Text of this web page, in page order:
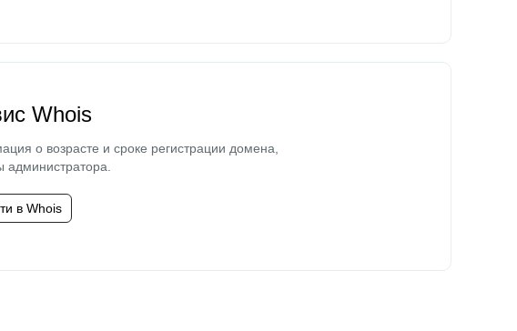
Whois
о возрасте и сроке регистрации домена,
администратора.
в Whois